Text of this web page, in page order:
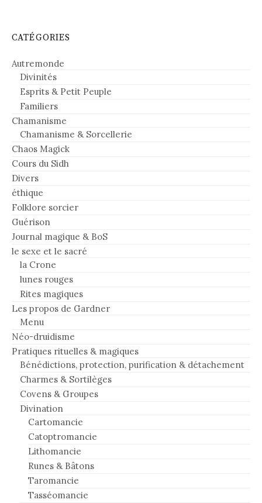
CATÉGORIES
Autremonde
Divinités
Esprits & Petit Peuple
Familiers
Chamanisme
Chamanisme & Sorcellerie
Chaos Magick
Cours du Sidh
Divers
éthique
Folklore sorcier
Guérison
Journal magique & BoS
le sexe et le sacré
la Crone
lunes rouges
Rites magiques
Les propos de Gardner
Menu
Néo-druidisme
Pratiques rituelles & magiques
Bénédictions, protection, purification & détachement
Charmes & Sortilèges
Covens & Groupes
Divination
Cartomancie
Catoptromancie
Lithomancie
Runes & Bâtons
Taromancie
Tasséomancie